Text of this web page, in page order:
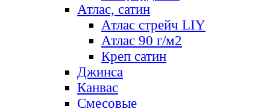
Атлас, сатин
Атлас стрейч LIY
Атлас 90 г/м2
Креп сатин
Джинса
Канвас
Смесовые